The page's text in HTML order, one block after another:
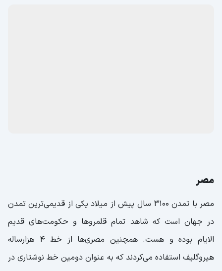
مصر
مصر با تمدن 3100 سال پیش از میلاد یکی از قدیمی‌ترین تمدن
در جهان است که شاهد تمام قلمروها و حکومت‌های قدیم
الایام بوده و هست. همچنین مصری‌ها از خط 4 هزارساله
هیروگلیف استفاده می‌کردند که به عنوان دومین خط نوشتاری در